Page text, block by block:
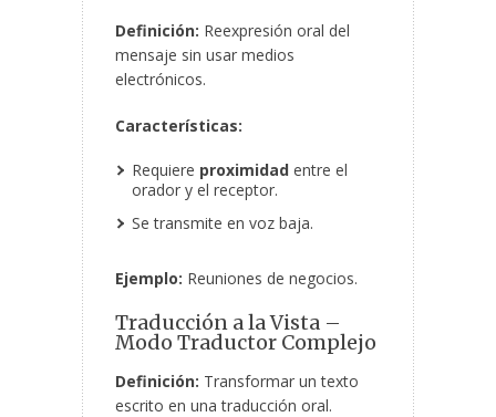
Definición: Reexpresión oral del
mensaje sin usar medios
electrónicos.
Características:
Requiere proximidad entre el
orador y el receptor.
Se transmite en voz baja.
Ejemplo: Reuniones de negocios.
Traducción a la Vista –
Modo Traductor Complejo
Definición: Transformar un texto
escrito en una traducción oral.